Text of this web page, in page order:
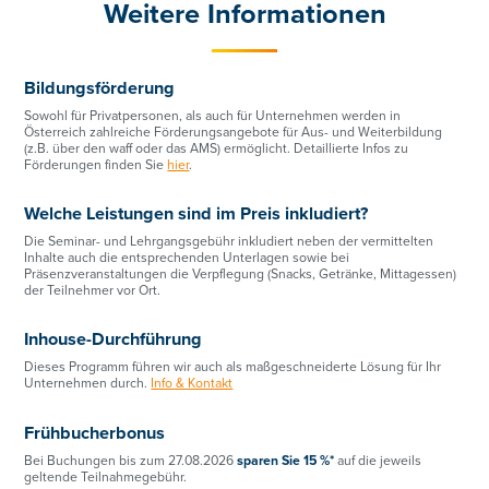
Weitere Informationen
Bildungsförderung
Sowohl für Privatpersonen, als auch für Unternehmen werden in
Österreich zahlreiche Förderungsangebote für Aus- und Weiterbildung
(z.B. über den waff oder das AMS) ermöglicht. Detaillierte Infos zu
Förderungen finden Sie hier.
Welche Leistungen sind im Preis inkludiert?
Die Seminar- und Lehrgangsgebühr inkludiert neben der vermittelten
Inhalte auch die entsprechenden Unterlagen sowie bei
Präsenzveranstaltungen die Verpflegung (Snacks, Getränke, Mittagessen)
der Teilnehmer vor Ort.
Inhouse-Durchführung
Dieses Programm führen wir auch als maßgeschneiderte Lösung für Ihr
Unternehmen durch. Info & Kontakt
Frühbucherbonus
Bei Buchungen bis zum 27.08.2026sparen Sie 15 %* auf die jeweils
geltende Teilnahmegebühr.